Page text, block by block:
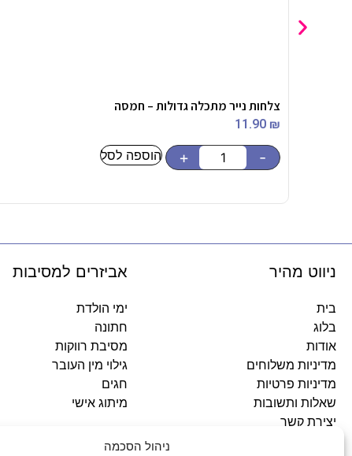
ניהול הסכמה
צלחות נייר מתכלה גדולות – חמסה
11.90 ₪
-
+ הוספה לסל
ניווט מהיר
בית
בלוג
אודות
מדיניות משלוחים
מדיניות פרטיות
שאלות ותשובות
יצירת קשר
אביזרים למסיבות
ימי הולדת
חתונה
מסיבת רווקות
גילוי מין העובר
חגים
מיתוג אישי